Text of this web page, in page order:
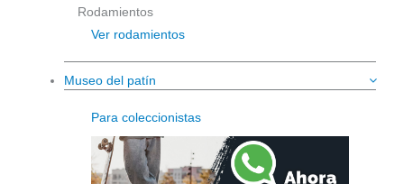
Rodamientos
Ver rodamientos
Museo del patín
Para coleccionistas